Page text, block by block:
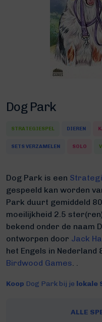
Dog Park
STRATEGIESPEL DIEREN
SETS VERZAMELEN SOLO
Dog Park is een
gespeeld kan worden
Park duurt gemiddeld
moeilijkheid 2.5
bekend onder de naam
ontworpen door Jack
het Engels in
Birdwood Games. .
Koop Dog Park bij je lokale
ALLE